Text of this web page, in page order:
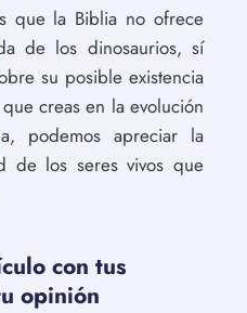
que la Biblia no ofrece
de los dinosaurios, sí
su posible existencia
creas en la evolución
podemos apreciar la
de los seres vivos que
con tus
opinión